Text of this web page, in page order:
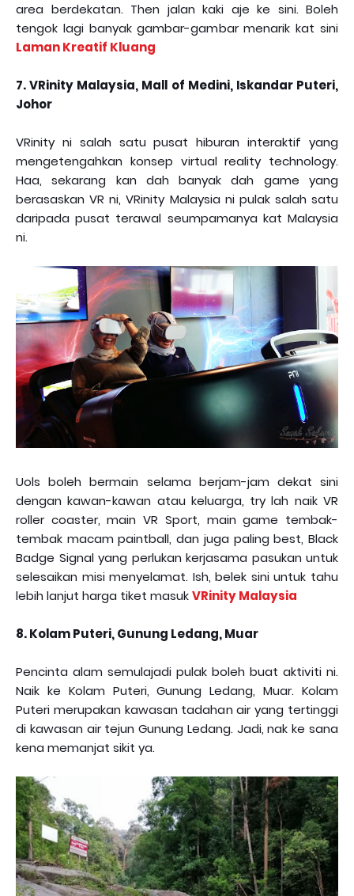
area berdekatan. Then jalan kaki aje ke sini. Boleh
tengok lagi banyak gambar-gambar menarik kat sini
Laman Kreatif Kluang
7. VRinity Malaysia, Mall of Medini, Iskandar Puteri,
Johor
VRinity ni salah satu pusat hiburan interaktif yang
mengetengahkan konsep virtual reality technology.
Haa, sekarang kan dah banyak dah game yang
berasaskan VR ni, VRinity Malaysia ni pulak salah satu
daripada pusat terawal seumpamanya kat Malaysia
ni.
Uols boleh bermain selama berjam-jam dekat sini
dengan kawan-kawan atau keluarga, try lah naik VR
roller coaster, main VR Sport, main game tembak-
tembak macam paintball, dan juga paling best, Black
Badge Signal yang perlukan kerjasama pasukan untuk
selesaikan misi menyelamat. Ish, belek sini untuk tahu
lebih lanjut harga tiket masukVRinity Malaysia
8. Kolam Puteri, Gunung Ledang, Muar
Pencinta alam semulajadi pulak boleh buat aktiviti ni.
Naik ke Kolam Puteri, Gunung Ledang, Muar. Kolam
Puteri merupakan kawasan tadahan air yang tertinggi
di kawasan air tejun Gunung Ledang. Jadi, nak ke sana
kena memanjat sikit ya.